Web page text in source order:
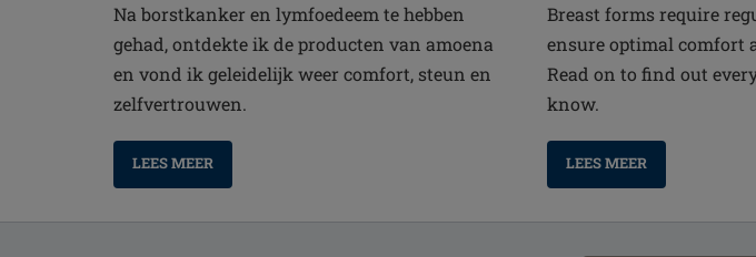
Na borstkanker en lymfoedeem te hebben
gehad, ontdekte ik de producten van amoena
en vond ik geleidelijk weer comfort, steun en
zelfvertrouwen.
LEES MEER
Breast forms require
ensure optimal comfort
Read on to find out
know.
LEES MEER